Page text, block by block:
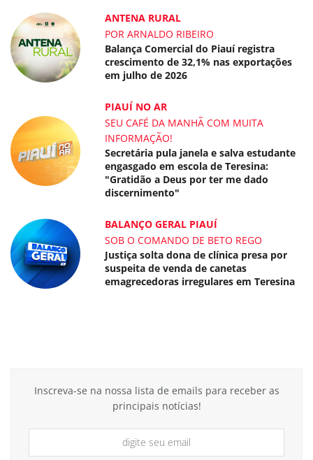
ANTENA RURAL
POR ARNALDO RIBEIRO
Balança Comercial do Piauí registra
crescimento de 32,1% nas exportações
em julho de 2026
PIAUÍ NO AR
SEU CAFÉ DA MANHÃ COM MUITA
INFORMAÇÃO!
Secretária pula janela e salva estudante
engasgado em escola de Teresina:
"Gratidão a Deus por ter me dado
discernimento"
BALANÇO GERAL PIAUÍ
SOB O COMANDO DE BETO REGO
Justiça solta dona de clínica presa por
suspeita de venda de canetas
emagrecedoras irregulares em Teresina
Inscreva-se na nossa lista de emails para receber as
principais notícias!